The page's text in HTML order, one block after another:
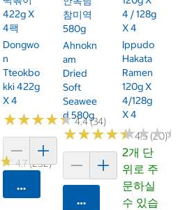
★
★4.7 (252)
422g X
4팩
Dongwo
N
Tteokbo
Kki 422g
X 4
★★★★★
★★★★★4.4 (34)
카트에 담기
참미역
580g
Ahnokn
Am
Dried
Soft
Seawee
D 580g
★★★★★
★★★★★4.5 (20)
카트에 담기
4 / 128g
X 4
Ippudo
Hakata
Ramen
120g X
4/128g
X 4
★★★
★★★
2개 단
위로 주
문하실
수 있습